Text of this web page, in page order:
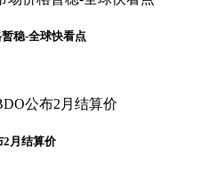
稳-全球快看点
2月结算价